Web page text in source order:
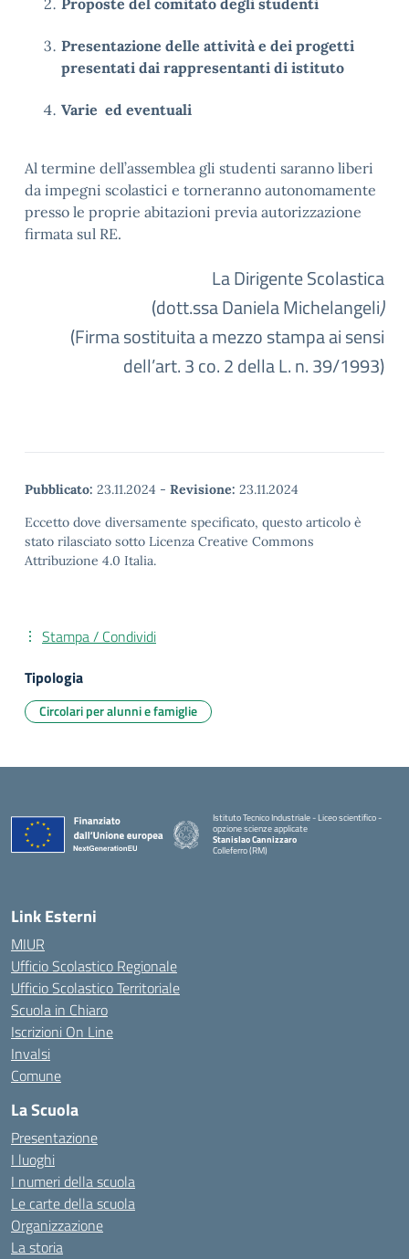
Proposte del comitato degli studenti
Presentazione delle attività e dei progetti
presentati dai rappresentanti di istituto
Varie ed eventuali
Al termine dell’assemblea gli studenti saranno liberi
da impegni scolastici e torneranno autonomamente
presso le proprie abitazioni previa autorizzazione
firmata sul RE.
La Dirigente Scolastica
(dott.ssa Daniela Michelangeli)
(Firma sostituita a mezzo stampa ai sensi
dell’art. 3 co. 2 della L. n. 39/1993)
Pubblicato: 23.11.2024 - Revisione: 23.11.2024
Eccetto dove diversamente specificato, questo articolo è
stato rilasciato sotto Licenza Creative Commons
Attribuzione 4.0 Italia.
Stampa / Condividi
Tipologia
Circolari per alunni e famiglie
Istituto Tecnico Industriale - Liceo scientifico -
opzione scienze applicate
Stanislao Cannizzaro
Colleferro (RM)
Link Esterni
MIUR
Ufficio Scolastico Regionale
Ufficio Scolastico Territoriale
Scuola in Chiaro
Iscrizioni On Line
Invalsi
Comune
La Scuola
Presentazione
I luoghi
I numeri della scuola
Le carte della scuola
Organizzazione
La storia